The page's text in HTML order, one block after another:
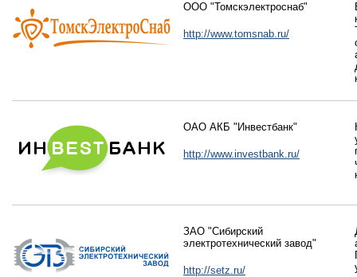
ООО "Томскэлектроснаб"
http://www.tomsnab.ru/
ОАО АКБ "Инвестбанк"
http://www.investbank.ru/
ЗАО "Сибирский
электротехнический завод"
http://setz.ru/